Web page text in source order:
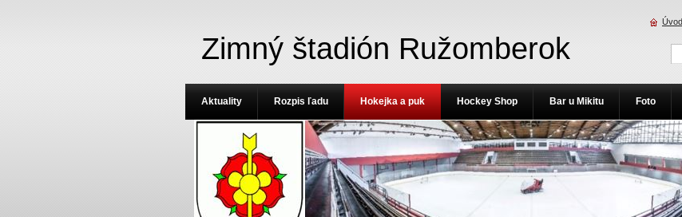
Zimný štadión Ružomberok
Aktuality Rozpis ľadu Hokejka a puk Hockey Shop Bar u Mikitu Foto